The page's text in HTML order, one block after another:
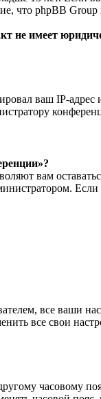
что phpBB
не имеет
ваш IP-
вам
все ваши
все свои
часовому